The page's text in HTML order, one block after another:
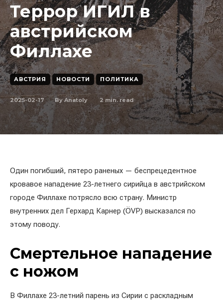
Террор ИГИЛ в
австрийском
Филлахе
АВСТРИЯ НОВОСТИ ПОЛИТИКА
2025-02-17 By Anatoly 2 min. read
Один погибший, пятеро раненых — беспрецедентное
кровавое нападение 23-летнего сирийца в австрийском
городе Филлахе потрясло всю страну. Министр
внутренних дел Герхард Карнер (ÖVP) высказался по
этому поводу.
Смертельное нападение
с ножом
В Филлахе 23-летний парень из Сирии с раскладным